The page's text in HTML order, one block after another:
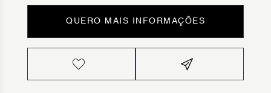
QUERO MAIS INFORMAÇÕES